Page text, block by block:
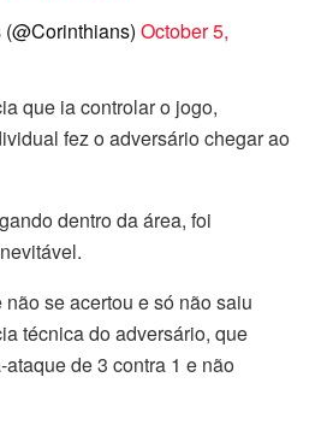
October 5,
que ia controlar o jogo,
fez o adversário chegar ao
dentro da área, foi
se acertou e só não saiu
técnica do adversário, que
de 3 contra 1 e não